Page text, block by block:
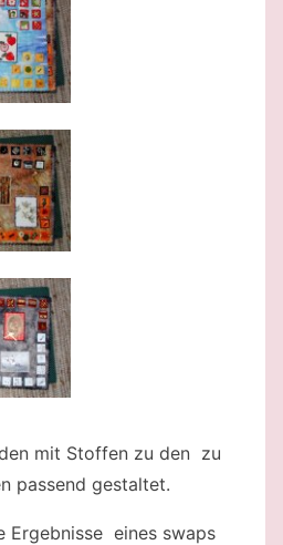
mit Stoffen zu den zu
passend gestaltet.
Ergebnisse eines swaps